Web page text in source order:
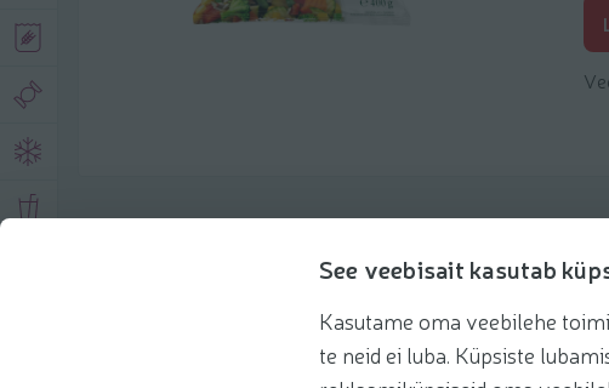
See veebisait kasutab
Kasutame oma veebilehe
te neid ei luba. Küpsiste
Soovitatud tooted Kasuta